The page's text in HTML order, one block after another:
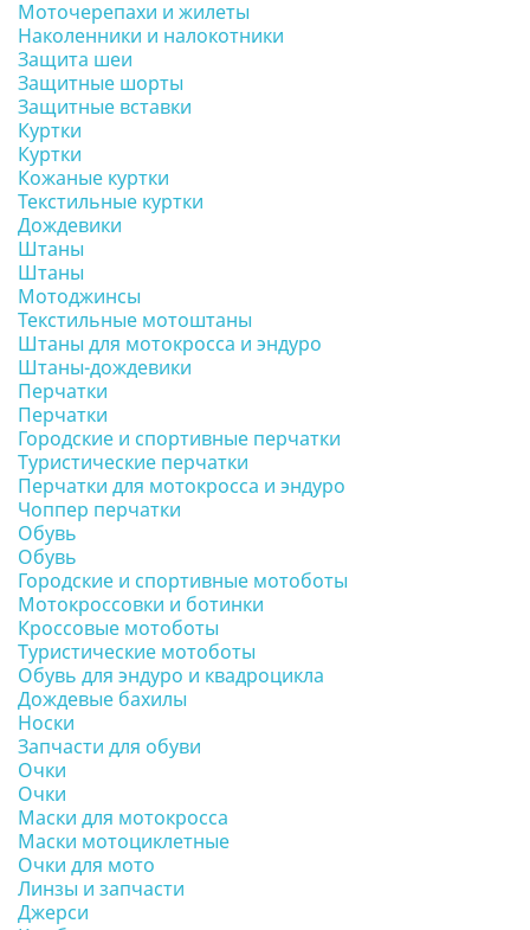
Моточерепахи и жилеты
Наколенники и налокотники
Защита шеи
Защитные шорты
Защитные вставки
Куртки
Куртки
Кожаные куртки
Текстильные куртки
Дождевики
Штаны
Штаны
Мотоджинсы
Текстильные мотоштаны
Штаны для мотокросса и эндуро
Штаны-дождевики
Перчатки
Перчатки
Городские и спортивные перчатки
Туристические перчатки
Перчатки для мотокросса и эндуро
Чоппер перчатки
Обувь
Обувь
Городские и спортивные мотоботы
Мотокроссовки и ботинки
Кроссовые мотоботы
Туристические мотоботы
Обувь для эндуро и квадроцикла
Дождевые бахилы
Носки
Запчасти для обуви
Очки
Очки
Маски для мотокросса
Маски мотоциклетные
Очки для мото
Линзы и запчасти
Джерси